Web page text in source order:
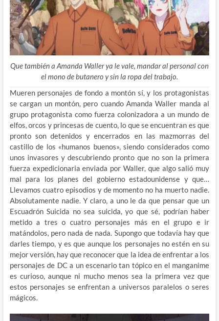
Que también a Amanda Waller ya le vale, mandar al personal con
el mono de butanero y sin la ropa del trabajo.
Mueren personajes de fondo a montón sí, y los protagonistas
se cargan un montón, pero cuando Amanda Waller manda al
grupo protagonista como fuerza colonizadora a un mundo de
elfos, orcos y princesas de cuento, lo que se encuentran es que
pronto son detenidos y encerrados en las mazmorras del
castillo de los «humanos buenos», siendo considerados como
unos invasores y descubriendo pronto que no son la primera
fuerza expedicionaria enviada por Waller, que algo salió muy
mal para los planes del gobierno estadounidense y que…
Llevamos cuatro episodios y de momento no ha muerto nadie.
Absolutamente nadie. Y claro, a uno le da que pensar que un
Escuadrón Suicida no sea suicida, yo que sé, podrían haber
metido a tres o cuatro personajes más en el grupo e ir
matándolos, pero nada de nada. Supongo que todavía hay que
darles tiempo, y es que aunque los personajes no estén en su
mejor versión, hay que reconocer que la idea de enfrentar a los
personajes de DC a un escenario tan tópico en el manganime
es curioso, aunque ni mucho menos sea la primera vez que
estos personajes se enfrentan a universos paralelos o seres
mágicos.